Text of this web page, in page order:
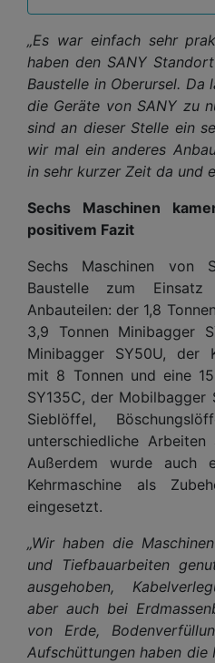
„Es war einfach sehr
haben den SANY
Baustelle in Oberursel. Da
die Geräte von SANY zu
sind an dieser Stelle ein
wir mal ein anderes
in sehr kurzer Zeit da und
Sechs Maschinen
positivem Fazit
Sechs Maschinen von
Baustelle zum Einsatz
Anbauteilen: der 1,8
3,9 Tonnen Minibagger
Minibagger SY50U, der
mit 8 Tonnen und eine
SY135C, der Mobilbagger
Sieblöffel,
unterschiedliche
Außerdem wurde auch
Kehrmaschine als
eingesetzt.
„Wir haben die
und Tiefbauarbeiten
ausgehoben,
aber auch bei
von Erde,
Aufschüttungen haben die